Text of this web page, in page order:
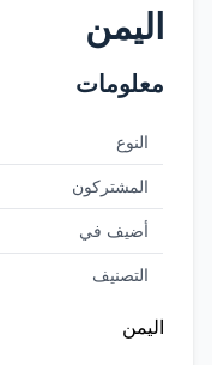
اليمن
معلومات
النوع
المشتركون
أضيف في
التصنيف
اليمن